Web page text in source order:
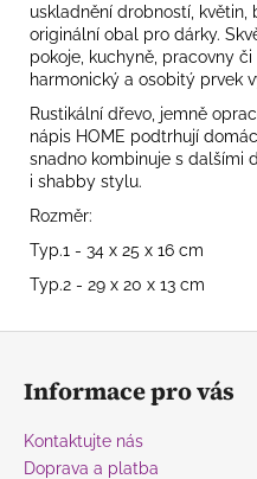
uskladnění drobností, květin,
originální obal pro dárky.
pokoje, kuchyně, pracovny
harmonický a osobitý prvek
Rustikální dřevo, jemně
nápis HOME podtrhují
snadno kombinuje s dalšími
i shabby stylu.
Rozměr:
Typ.1 - 34 x 25 x 16 cm
Typ.2 - 29 x 20 x 13 cm
Z
Informace pro vás
Kontaktujte nás
Doprava a platba